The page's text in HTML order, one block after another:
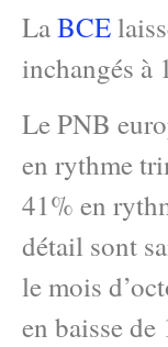
LaBCE
inchangés à
Le PNB
en rythme
41% en
détail sont
le mois
en baisse